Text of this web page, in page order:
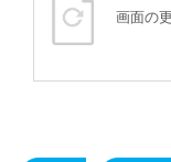
画面の